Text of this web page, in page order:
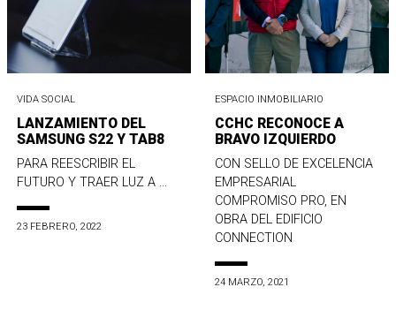
VIDA SOCIAL
LANZAMIENTO DEL
SAMSUNG S22 Y TAB8
PARA REESCRIBIR EL
FUTURO Y TRAER LUZ A ...
23 FEBRERO, 2022
ESPACIO INMOBILIARIO
CCHC RECONOCE A
BRAVO IZQUIERDO
CON SELLO DE EXCELENCIA
EMPRESARIAL
COMPROMISO PRO, EN
OBRA DEL EDIFICIO
CONNECTION
24 MARZO, 2021